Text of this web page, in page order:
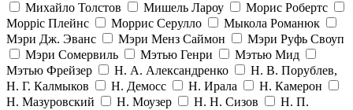
Михайло Толстов
Мишель Лароу
Морис Робертс
Морріс Плейнс
Моррис Серулло
Мыкола Романюк
Мэри Дж. Эванс
Мэри Менз Саймон
Мэри Руфь Своуп
Мэри Сомервиль
Мэтью Генри
Мэтью Мид
Мэтью Фрейзер
Н. А. Александренко
Н. В. Порублев,
Н. Г. Калмыков
Н. Демосс Н. Ирала
Н. Камерон
Н. Мазуровский
Н. Моузер Н. Н. Сизов
Н. П.